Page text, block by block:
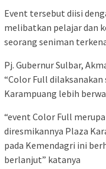
Event tersebut diisi
melibatkan pelajar dan
seorang seniman
Pj. Gubernur Sulbar,
“Color Full
Karampuang lebih
“event Color Full
diresmikannya Plaza
pada Kemendagri ini
berlanjut” katanya